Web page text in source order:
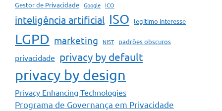
Gestor de Privacidade Google ICO
inteligência artificial ISO legítimo interesse
LGPD marketing NIST padrões obscuros
privacidade privacy by default
privacy by design
Privacy Enhancing Technologies
Programa de Governança em Privacidade